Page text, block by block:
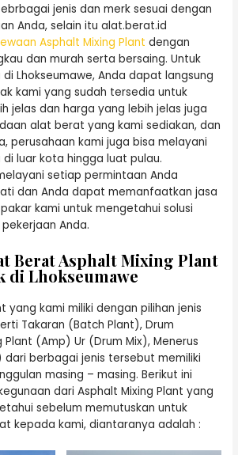
jenis dan merk sesuai dengan
Anda, selain itu alat.berat.id
Asphalt Mixing Plant dengan
dan murah serta bersaing. Untuk
Lhokseumawe, Anda dapat langsung
kami yang sudah tersedia untuk
jelas dan harga yang lebih jelas juga
alat berat yang kami sediakan, dan
perusahaan kami juga bisa melayani
luar kota hingga luat pulau.
setiap permintaan Anda
dan Anda dapat memanfaatkan jasa
kami untuk mengetahui solusi
Anda.
Berat Asphalt Mixing Plant
di Lhokseumawe
yang kami miliki dengan pilihan jenis
Takaran (Batch Plant), Drum
Plant (Amp) Ur (Drum Mix), Menerus
dari berbagai jenis tersebut memiliki
masing – masing. Berikut ini
dari Asphalt Mixing Plant yang
sebelum memutuskan untuk
kepada kami, diantaranya adalah :